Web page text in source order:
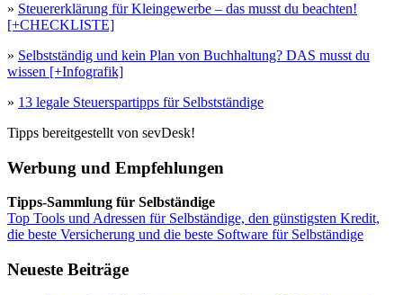
» Steuererklärung für Kleingewerbe – das musst du beachten!
[+CHECKLISTE]
» Selbstständig und kein Plan von Buchhaltung? DAS musst du
wissen [+Infografik]
» 13 legale Steuerspartipps für Selbstständige
Tipps bereitgestellt von sevDesk!
Werbung und Empfehlungen
Tipps-Sammlung für Selbständige
Top Tools und Adressen für Selbständige, den günstigsten Kredit,
die beste Versicherung und die beste Software für Selbständige
Neueste Beiträge